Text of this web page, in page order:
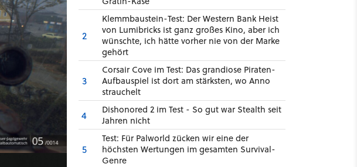
2
Klemmbaustein-Test: Der Western Bank Heist
von Lumibricks ist ganz großes Kino, aber ich
wünschte, ich hätte vorher nie von der Marke
gehört
3
Corsair Cove im Test: Das grandiose Piraten-
Aufbauspiel ist dort am stärksten, wo Anno
strauchelt
4
Dishonored 2 im Test - So gut war Stealth seit
Jahren nicht
5
Test: Für Palworld zücken wir eine der
höchsten Wertungen im gesamten Survival-
Genre